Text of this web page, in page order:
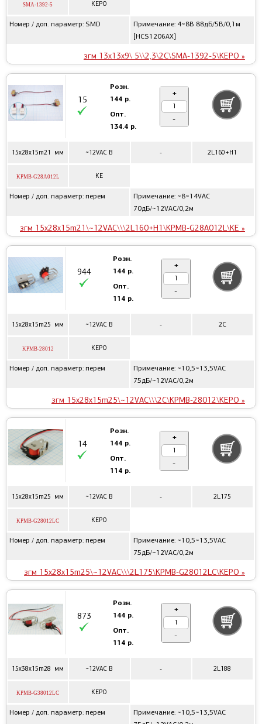
SMA-1392-5 KEPO
Номер / доп. параметр: SMD
Примечание: 4~8В 88дБ/5В/0,1м
[HCS1206AX]
згм 13x13x9\ 5\\2,3\2C\SMA-1392-5\KEPO »
15x28x15m21 мм ~12VAC В - 2L160+H1
KPMB-G28A012L KE
Номер / доп. параметр: перем
Примечание: ~8~14VAC
70дБ/~12VAC/0,2м
згм 15x28x15m21\~12VAC\\\2L160+H1\KPMB-G28A012L\KE »
15
Розн.
144 р.
Опт.
134.4 р.
+
-
15x28x15m25 мм ~12VAC В - 2C
KPMB-28012 KEPO
Номер / доп. параметр: перем
Примечание: ~10,5~13,5VAC
75дБ/~12VAC/0,2м
згм 15x28x15m25\~12VAC\\\2C\KPMB-28012\KEPO »
944
Розн.
144 р.
Опт.
114 р.
+
-
15x28x15m25 мм ~12VAC В - 2L175
KPMB-G28012LC KEPO
Номер / доп. параметр: перем
Примечание: ~10,5~13,5VAC
75дБ/~12VAC/0,2м
згм 15x28x15m25\~12VAC\\\2L175\KPMB-G28012LC\KEPO »
14
Розн.
144 р.
Опт.
114 р.
+
-
15x38x15m28 мм ~12VAC В - 2L188
KPMB-G38012LC KEPO
Номер / доп. параметр: перем
Примечание: ~10,5~13,5VAC
873
Розн.
144 р.
Опт.
114 р.
+
-